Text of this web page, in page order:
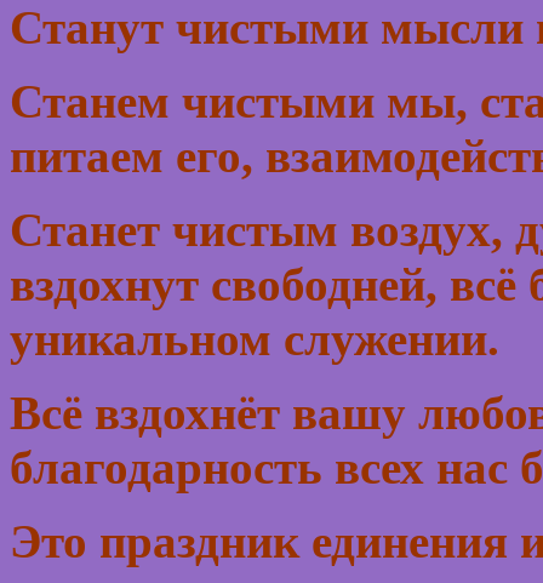
Станут чистыми
Станем чистыми мы,
питаем его,
Станет чистым воздух,
вздохнут свободней,
уникальном служении.
Всё вздохнёт вашу
благодарность всех нас
Это праздник единения